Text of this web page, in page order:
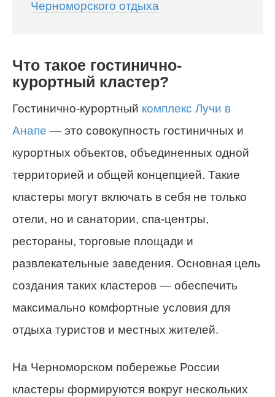
Черноморского отдыха
Что такое гостинично-
курортный кластер?
Гостинично-курортный комплекс Лучи в
Анапе — это совокупность гостиничных и
курортных объектов, объединенных одной
территорией и общей концепцией. Такие
кластеры могут включать в себя не только
отели, но и санатории, спа-центры,
рестораны, торговые площади и
развлекательные заведения. Основная цель
создания таких кластеров — обеспечить
максимально комфортные условия для
отдыха туристов и местных жителей.
На Черноморском побережье России
кластеры формируются вокруг нескольких